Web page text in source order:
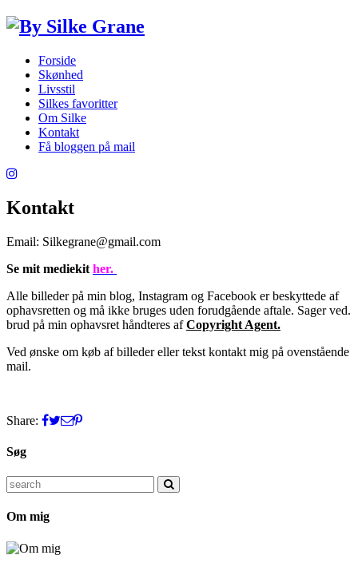
Forside
Skønhed
Livsstil
Silkes favoritter
Om Silke
Kontakt
Få bloggen på mail
Kontakt
Email: Silkegrane@gmail.com
Se mit mediekit her.
Alle billeder på min blog, Instagram og Facebook er beskyttede af
ophavsretten og må ikke bruges uden forudgående aftale. Sager ved.
brud på min ophavsret håndteres afCopyright Agent.
Ved ønske om køb af billeder eller tekst kontakt mig på ovenstående
mail.
Share:
Søg
Search
for:
Om mig